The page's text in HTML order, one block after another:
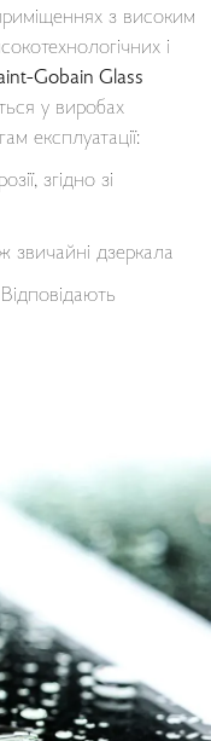
з високим
і
Gobain Glass
у виробах
експлуатації:
згідно зі
звичайні дзеркала